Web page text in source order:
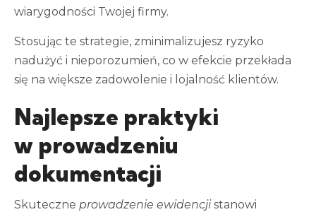
wiarygodności Twojej firmy.
Stosując te strategie, zminimalizujesz ryzyko
nadużyć i nieporozumień, co w efekcie przekłada
się na większe zadowolenie i lojalność klientów.
Najlepsze praktyki
w prowadzeniu
dokumentacji
Skuteczne prowadzenie ewidencjistanowi